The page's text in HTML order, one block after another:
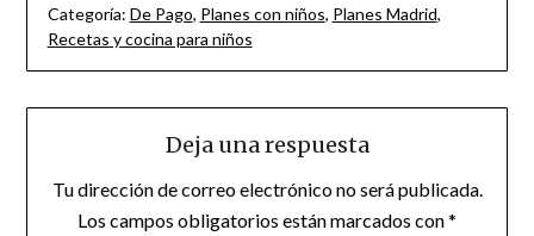
Categoría: De Pago, Planes con niños, Planes Madrid,
Recetas y cocina para niños
Deja una respuesta
Tu dirección de correo electrónico no será publicada.
Los campos obligatorios están marcados con*